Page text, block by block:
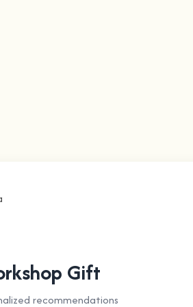
Gift
recommendations